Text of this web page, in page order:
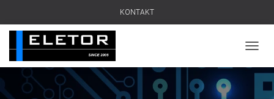
KONTAKT